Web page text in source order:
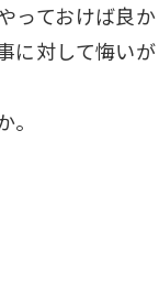
っておけば良か
に対して悔いが